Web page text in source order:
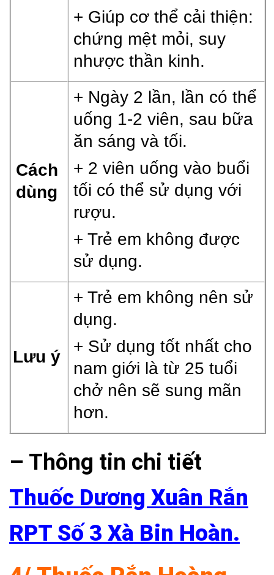
+ Giúp cơ thể cải thiện:
chứng mệt mỏi, suy
nhược thần kinh.
Cách
dùng
+ Ngày 2 lần, lần có thể
uống 1-2 viên, sau bữa
ăn sáng và tối.
+ 2 viên uống vào buổi
tối có thể sử dụng với
rượu.
+ Trẻ em không được
sử dụng.
Lưu ý
+ Trẻ em không nên sử
dụng.
+ Sử dụng tốt nhất cho
nam giới là từ 25 tuổi
chở nên sẽ sung mãn
hơn.
– Thông tin chi tiết
Thuốc Dương Xuân Rắn
RPT Số 3 Xà Bin Hoàn.